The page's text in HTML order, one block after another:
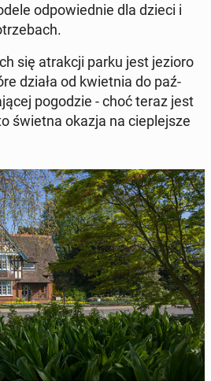
od­po­wied­nie dla dzieci i
się atrak­cji parku jest jezioro
działa od kwiet­nia do paź­
po­go­dzie - choć teraz jest
świetna okazja na cie­plej­sze